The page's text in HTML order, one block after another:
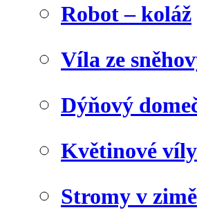
Robot – koláž
Víla ze
Dýňový
Květinové víly
Stromy v zimě